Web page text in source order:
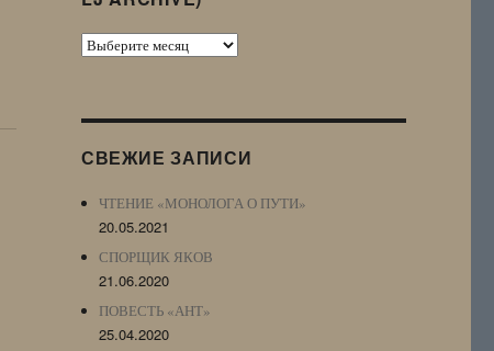
Архив
Archive)
СВЕЖИЕ ЗАПИСИ
ЧТЕНИЕ «МОНОЛОГА О ПУТИ»
20.05.2021
СПОРЩИК ЯКОВ
21.06.2020
ПОВЕСТЬ «АНТ»
25.04.2020